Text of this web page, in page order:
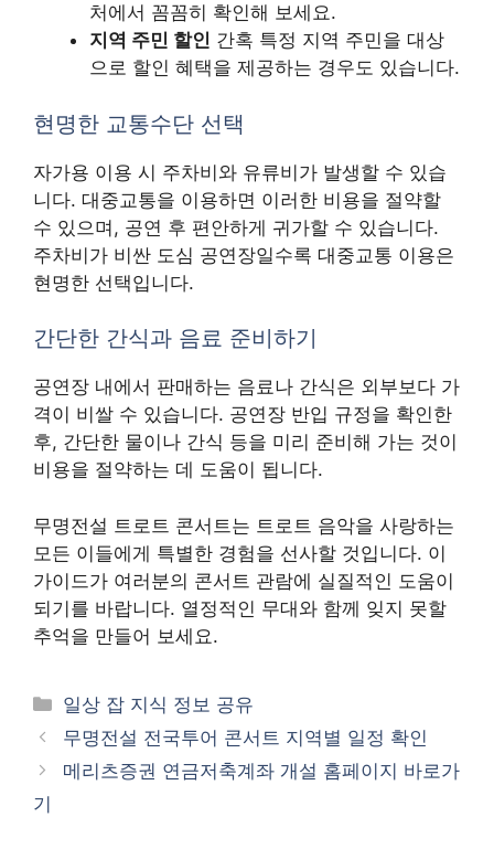
처에서 꼼꼼히 확인해 보세요.
지역 주민 할인 간혹 특정 지역 주민을 대상
으로 할인 혜택을 제공하는 경우도 있습니다.
현명한 교통수단 선택
자가용 이용 시 주차비와 유류비가 발생할 수 있습
니다. 대중교통을 이용하면 이러한 비용을 절약할
수 있으며, 공연 후 편안하게 귀가할 수 있습니다.
주차비가 비싼 도심 공연장일수록 대중교통 이용은
현명한 선택입니다.
간단한 간식과 음료 준비하기
공연장 내에서 판매하는 음료나 간식은 외부보다 가
격이 비쌀 수 있습니다. 공연장 반입 규정을 확인한
후, 간단한 물이나 간식 등을 미리 준비해 가는 것이
비용을 절약하는 데 도움이 됩니다.
무명전설 트로트 콘서트는 트로트 음악을 사랑하는
모든 이들에게 특별한 경험을 선사할 것입니다. 이
가이드가 여러분의 콘서트 관람에 실질적인 도움이
되기를 바랍니다. 열정적인 무대와 함께 잊지 못할
추억을 만들어 보세요.
카
테
고
리
일상 잡 지식 정보 공유
무명전설 전국투어 콘서트 지역별 일정 확인
메리츠증권 연금저축계좌 개설 홈페이지 바로가
기